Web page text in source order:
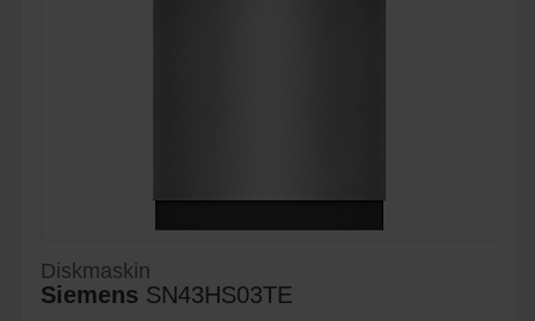
Diskmaskin
Siemens SN43HS03TE